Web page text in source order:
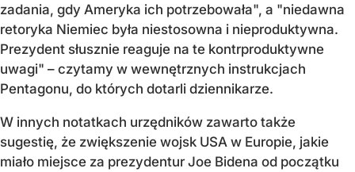
zadania, gdy Ameryka ich potrzebowała", a "niedawna
retoryka Niemiec była niestosowna i nieproduktywna.
Prezydent słusznie reaguje na te kontrproduktywne
uwagi" – czytamy w wewnętrznych instrukcjach
Pentagonu, do których dotarli dziennikarze.
W innych notatkach urzędników zawarto także
sugestię, że zwiększenie wojsk USA w Europie, jakie
miało miejsce za prezydentur Joe Bidena od początku